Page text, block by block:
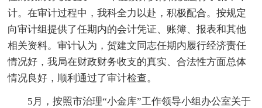
计。在审计过程中，我科全力以赴，积极配合。按规定
向审计组提供了任期内的会计凭证、账簿、报表和其他
相关资料。审计认为，贺建文同志任期内履行经济责任
情况好，我局在财政财务收支的真实、合法性方面总体
情况良好，顺利通过了审计检查。
5月，按照市治理“小金库”工作领导小组办公室关于